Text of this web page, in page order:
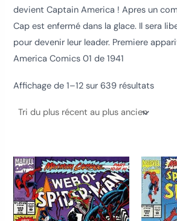
devient Captain America ! Apres un
Cap est enfermé dans la glace. Il sera
pour devenir leur leader. Premiere
America Comics 01 de 1941
Affichage de 1–12 sur 639 résultats
Ce
produit
a
plusieurs